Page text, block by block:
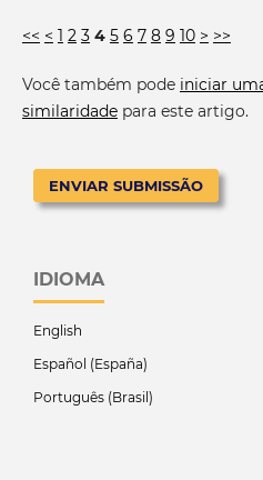
<< < 1 2 3 4 5 6 7 8 9 10 > >>
Você também pode iniciar
similaridadepara este artigo.
ENVIAR SUBMISSÃO
IDIOMA
English
Español (España)
Português (Brasil)